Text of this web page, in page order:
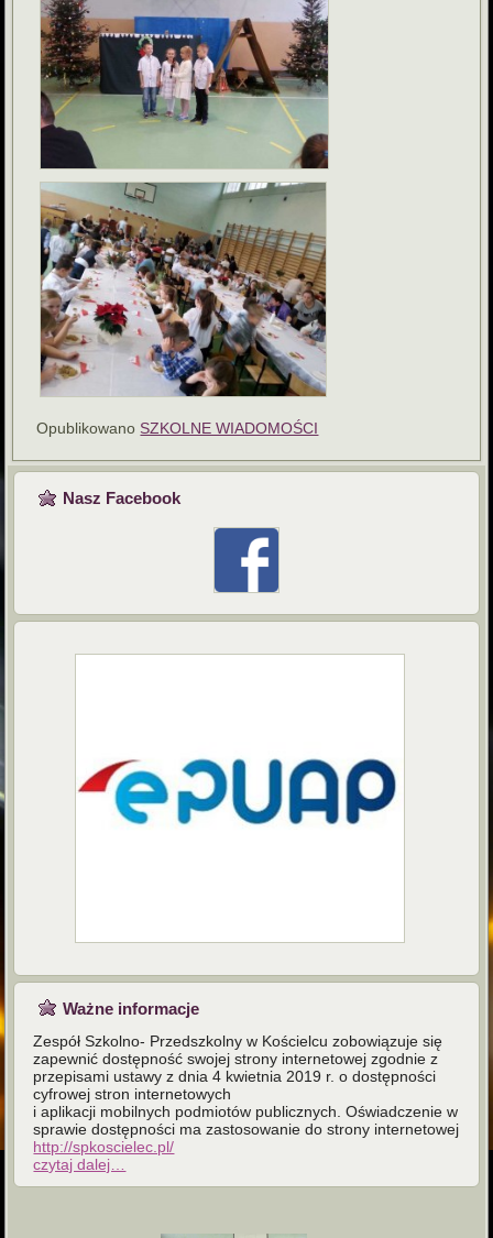
Opublikowano SZKOLNE WIADOMOŚCI
Nasz Facebook
Ważne informacje
Zespół Szkolno- Przedszkolny w Kościelcu zobowiązuje się
zapewnić dostępność swojej strony internetowej zgodnie z
przepisami ustawy z dnia 4 kwietnia 2019 r. o dostępności
cyfrowej stron internetowych
i aplikacji mobilnych podmiotów publicznych. Oświadczenie w
sprawie dostępności ma zastosowanie do strony internetowej
http://spkoscielec.pl/
czytaj dalej…